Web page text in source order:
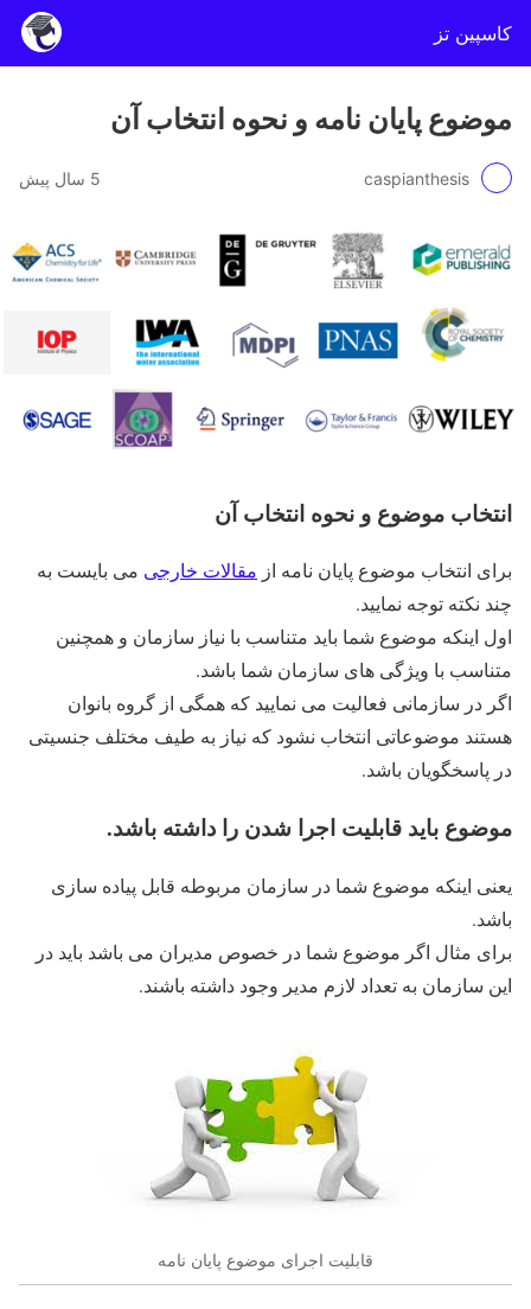
کاسپین تز
موضوع پایان نامه و نحوه انتخاب آن
caspianthesis 5 سال پیش
انتخاب موضوع و نحوه انتخاب آن
برای انتخاب موضوع پایان نامه از مقالات خارجی می بایست به
چند نکته توجه نمایید.
اول اینکه موضوع شما باید متناسب با نیاز سازمان و همچنین
متناسب با ویژگی های سازمان شما باشد.
اگر در سازمانی فعالیت می نمایید که همگی از گروه بانوان
هستند موضوعاتی انتخاب نشود که نیاز به طیف مختلف جنسیتی
در پاسخگویان باشد.
موضوع باید قابلیت اجرا شدن را داشته باشد.
یعنی اینکه موضوع شما در سازمان مربوطه قابل پیاده سازی
باشد.
برای مثال اگر موضوع شما در خصوص مدیران می باشد باید در
این سازمان به تعداد لازم مدیر وجود داشته باشند.
قابلیت اجرای موضوع پایان نامه